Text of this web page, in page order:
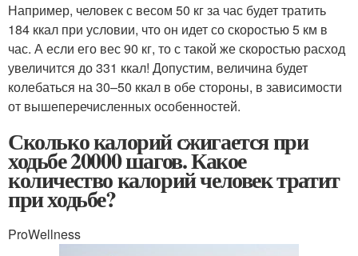
Например, человек с весом 50 кг за час будет тратить
184 ккал при условии, что он идет со скоростью 5 км в
час. А если его вес 90 кг, то с такой же скоростью расход
увеличится до 331 ккал! Допустим, величина будет
колебаться на 30–50 ккал в обе стороны, в зависимости
от вышеперечисленных особенностей.
Сколько калорий сжигается при
ходьбе 20000 шагов. Какое
количество калорий человек тратит
при ходьбе?
ProWellness